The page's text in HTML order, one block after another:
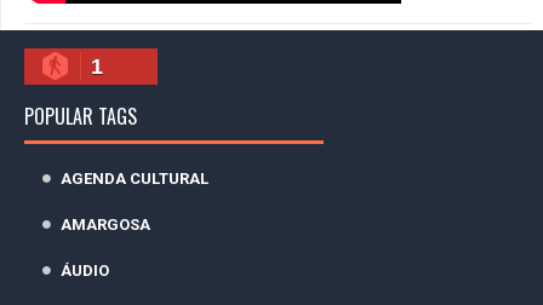
1
POPULAR TAGS
AGENDA CULTURAL
AMARGOSA
ÁUDIO